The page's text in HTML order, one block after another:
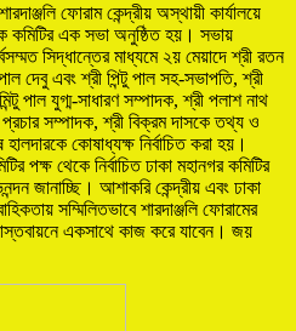
ফোরাম কেন্দ্রীয় অস্থায়ী কার্যালয়ে
কমিটির এক সভা অনুষ্ঠিত হয়। সভায়
সিদ্ধান্তের মাধ্যমে ২য় মেয়াদে শ্রী রতন
দেবু এবং শ্রী পিন্টু পাল সহ-সভাপতি, শ্রী
পাল যুগ্ম-সাধারণ সম্পাদক, শ্রী পলাশ নাথ
প্রচার সম্পাদক, শ্রী বিক্রম দাসকে তথ্য ও
কোষাধ্যক্ষ নির্বাচিত করা হয়।
পক্ষ থেকে নির্বাচিত ঢাকা মহানগর কমিটির
জানাচ্ছি। আশাকরি কেন্দ্রীয় এবং ঢাকা
সম্মিলিতভাবে শারদাঞ্জলি ফোরামের
একসাথে কাজ করে যাবেন। জয়